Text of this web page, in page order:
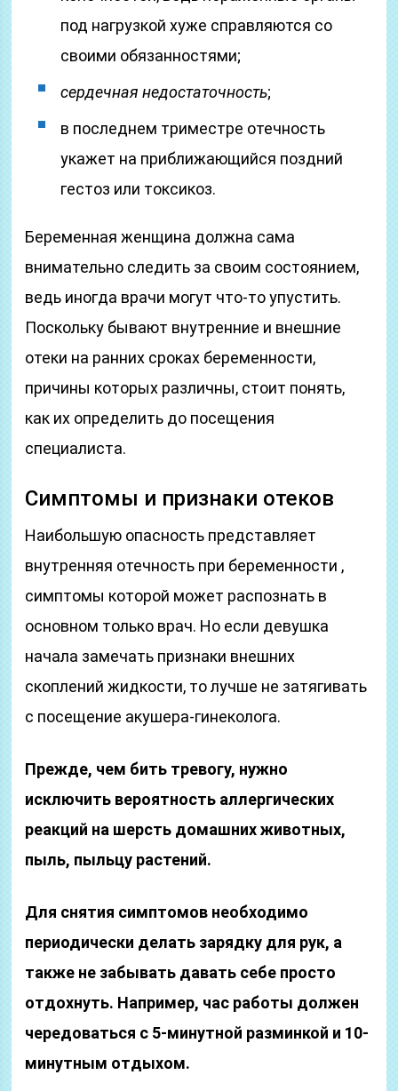
под нагрузкой хуже справляются со
своими обязанностями;
сердечная недостаточность;
в последнем триместре отечность
укажет на приближающийся поздний
гестоз или токсикоз.
Беременная женщина должна сама
внимательно следить за своим состоянием,
ведь иногда врачи могут что-то упустить.
Поскольку бывают внутренние и внешние
отеки на ранних сроках беременности,
причины которых различны, стоит понять,
как их определить до посещения
специалиста.
Симптомы и признаки отеков
Наибольшую опасность представляет
внутренняя отечность при беременности ,
симптомы которой может распознать в
основном только врач. Но если девушка
начала замечать признаки внешних
скоплений жидкости, то лучше не затягивать
с посещение акушера-гинеколога.
Прежде, чем бить тревогу, нужно
исключить вероятность аллергических
реакций на шерсть домашних животных,
пыль, пыльцу растений.
Для снятия симптомов необходимо
периодически делать зарядку для рук, а
также не забывать давать себе просто
отдохнуть. Например, час работы должен
чередоваться с 5-минутной разминкой и 10-
минутным отдыхом.